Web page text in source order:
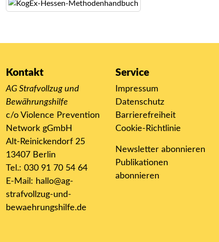
Kontakt
AG Strafvollzug und
Bewährungshilfe
c/o Violence Prevention
Network gGmbH
Alt-Reinickendorf 25
13407 Berlin
Tel.: 030 91 70 54 64
E-Mail: hallo@ag-
strafvollzug-und-
bewaehrungshilfe.de
Service
Impressum
Datenschutz
Barrierefreiheit
Cookie-Richtlinie
Newsletter abonnieren
Publikationen
abonnieren